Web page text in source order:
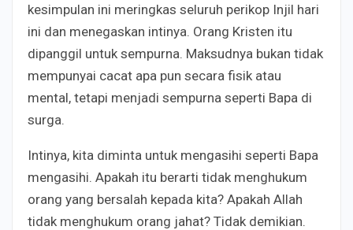
kesimpulan ini meringkas seluruh perikop Injil hari
ini dan menegaskan intinya. Orang Kristen itu
dipanggil untuk sempurna. Maksudnya bukan tidak
mempunyai cacat apa pun secara fisik atau
mental, tetapi menjadi sempurna seperti Bapa di
surga.
Intinya, kita diminta untuk mengasihi seperti Bapa
mengasihi. Apakah itu berarti tidak menghukum
orang yang bersalah kepada kita? Apakah Allah
tidak menghukum orang jahat? Tidak demikian.